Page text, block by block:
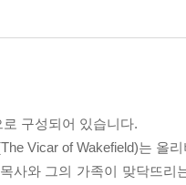
구성되어 있습니다.
Vicar of Wakefield)는 올
사와 그의 가족이 맞닥뜨